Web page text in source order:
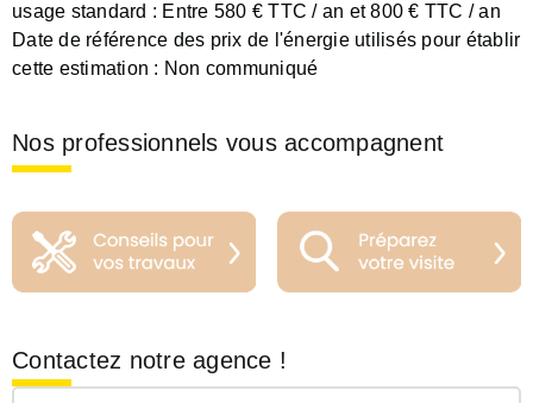
usage standard : Entre 580 € TTC / an et 800 € TTC / an
Date de référence des prix de l'énergie utilisés pour établir
cette estimation : Non communiqué
Nos professionnels vous accompagnent
Contactez notre agence !